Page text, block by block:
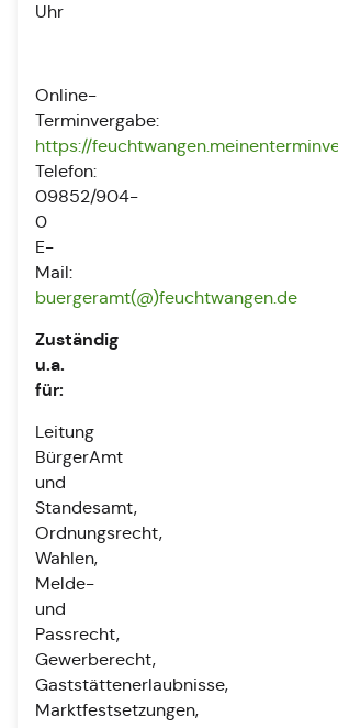
Uhr
Online-
Terminvergabe:
https://
Telefon:
09852/904-
0
E-
Mail:
buergeramt(@)feuchtwangen.de
Zuständig
u.a.
für:
Leitung
BürgerAmt
und
Standesamt,
Ordnungsrecht,
Wahlen,
Melde-
und
Passrecht,
Gewerberecht,
Gaststättenerlaubnisse,
Marktfestsetzungen,